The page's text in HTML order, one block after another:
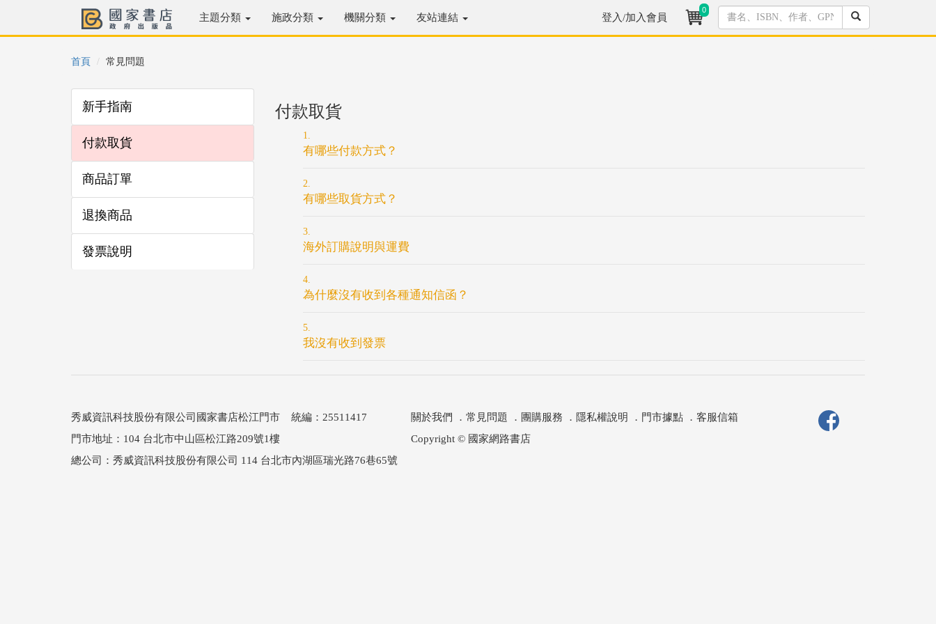
主題分類 施政分類 機關分類 友站連結 登入/加入會員
0
首頁 常見問題
新手指南
付款取貨
商品訂單
退換商品
發票說明
付款取貨
有哪些付款方式？
有哪些取貨方式？
海外訂購說明與運費
為什麼沒有收到各種通知信函？
我沒有收到發票
秀威資訊科技股份有限公司國家書店松江門市 統編：25511417
門市地址：104 台北市中山區松江路209號1樓
關於我們 ． 常見問題 ． 團購服務 ． 隱私權說明 ． 門市據點． 客服信箱
Copyright © 國家網路書店
總公司：秀威資訊科技股份有限公司 114 台北市內湖區瑞光路76巷65號